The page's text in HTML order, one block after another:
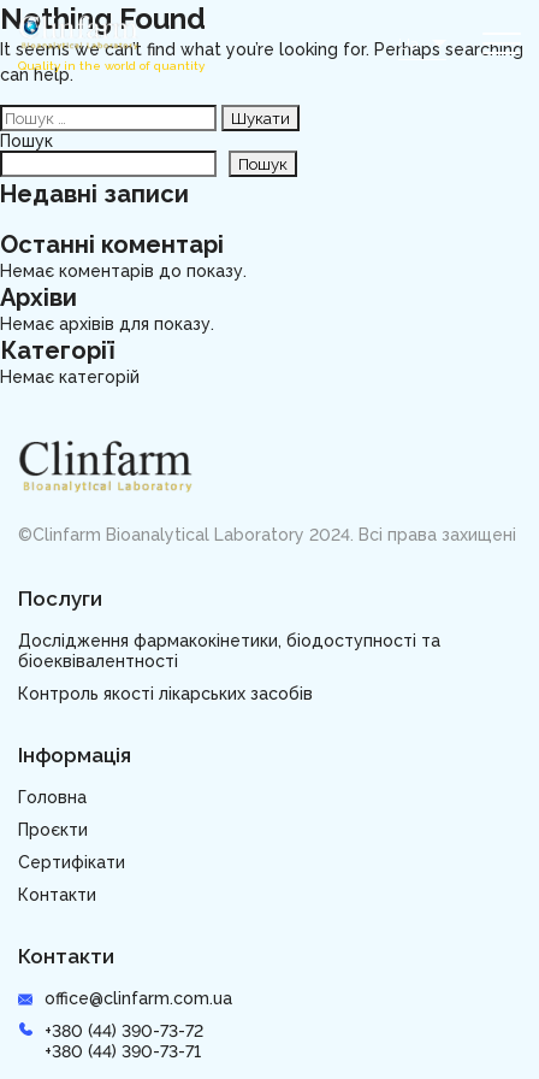
Quality in the world of quantity
Ua
Nothing Found
It seems we can’t find what you’re looking for. Perhaps searching
can help.
Пошук:
Пошук
Пошук
Недавні записи
Останні коментарі
Немає коментарів до показу.
Архіви
Немає архівів для показу.
Категорії
Немає категорій
©Clinfarm Bioanalytical Laboratory 2024. Всі права захищені
Послуги
Дослідження фармакокінетики, біодоступності та
біоеквівалентності
Контроль якості лікарських засобів
Інформація
Головна
Проєкти
Сертифікати
Контакти
Контакти
office@clinfarm.com.ua
+380 (44) 390-73-72
+380 (44) 390-73-71